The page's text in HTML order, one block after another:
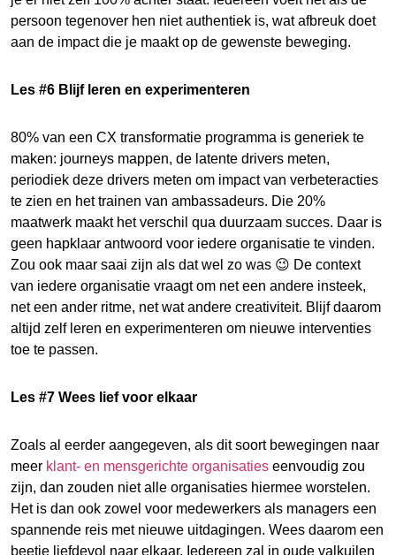
persoon tegenover hen niet authentiek is, wat afbreuk doet
aan de impact die je maakt op de gewenste beweging.
Les #6 Blijf leren en experimenteren
80% van een CX transformatie programma is generiek te
maken: journeys mappen, de latente drivers meten,
periodiek deze drivers meten om impact van verbeteracties
te zien en het trainen van ambassadeurs. Die 20%
maatwerk maakt het verschil qua duurzaam succes. Daar is
geen hapklaar antwoord voor iedere organisatie te vinden.
Zou ook maar saai zijn als dat wel zo was 😉 De context
van iedere organisatie vraagt om net een andere insteek,
net een ander ritme, net wat andere creativiteit. Blijf daarom
altijd zelf leren en experimenteren om nieuwe interventies
toe te passen.
Les #7 Wees lief voor elkaar
Zoals al eerder aangegeven, als dit soort bewegingen naar
meer klant- en mensgerichte organisaties eenvoudig zou
zijn, dan zouden niet alle organisaties hiermee worstelen.
Het is dan ook zowel voor medewerkers als managers een
spannende reis met nieuwe uitdagingen. Wees daarom een
beetje liefdevol naar elkaar. Iedereen zal in oude valkuilen